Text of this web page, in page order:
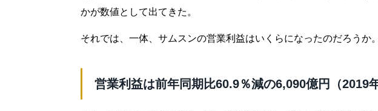
かが数値として出てきた。
それでは、一体、サムスンの営業利益はいくらになったのだろうか。
営業利益は前年同期比60.9％減の6,090億円（2019